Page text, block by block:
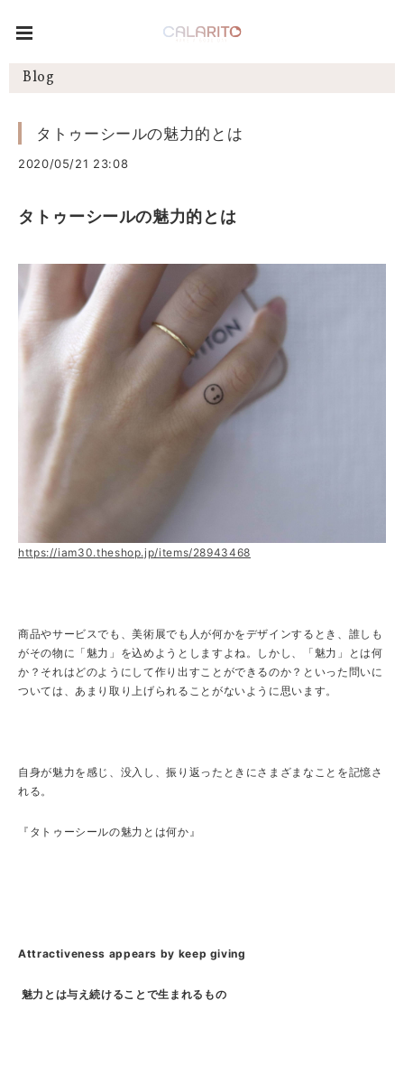
Blog
タトゥーシールの魅力的とは
2020/05/21 23:08
タトゥーシールの魅力的とは
https://iam30.theshop.jp/items/28943468
商品やサービスでも、美術展でも人が何かをデザインするとき、誰しも
がその物に「魅力」を込めようとしますよね。しかし、「魅力」とは何
か？それはどのようにして作り出すことができるのか？といった問いに
ついては、あまり取り上げられることがないように思います。
自身が魅力を感じ、没入し、振り返ったときにさまざまなことを記憶さ
れる。
『タトゥーシールの魅力とは何か』
Attractiveness appears by keep giving
魅力とは与え続けることで生まれるもの